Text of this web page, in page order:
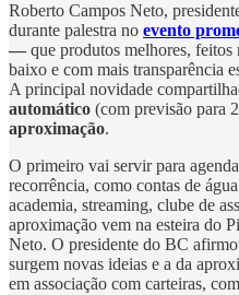
Roberto Campos Neto,
durante palestra no evento
— que produtos melhores,
baixo e com mais transparência
A principal novidade
automático (com previsão para
aproximação.
O primeiro vai servir para
recorrência, como contas de
academia, streaming, clube de
aproximação vem na esteira do
Neto. O presidente do BC
surgem novas ideias e a da
em associação com carteiras,